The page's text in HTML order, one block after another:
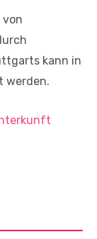
von
kann in
werden.